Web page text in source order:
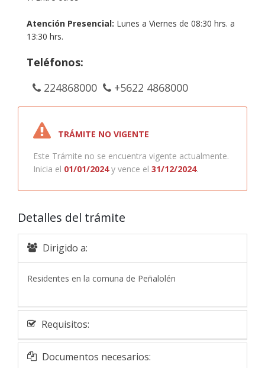
Atención Presencial: Lunes a Viernes de 08:30 hrs. a
13:30 hrs.
Teléfonos:
224868000
+5622 4868000
TRÁMITE NO VIGENTE
Este Trámite no se encuentra vigente actualmente.
Inicia el 01/01/2024y vence el 31/12/2024.
Detalles del trámite
Dirigido a:
Residentes en la comuna de Peñalolén
Requisitos:
Documentos necesarios: